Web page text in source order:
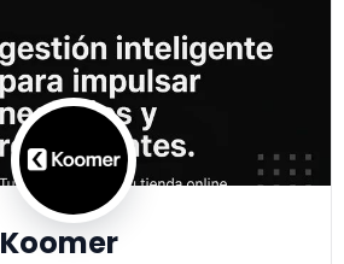
Koomer